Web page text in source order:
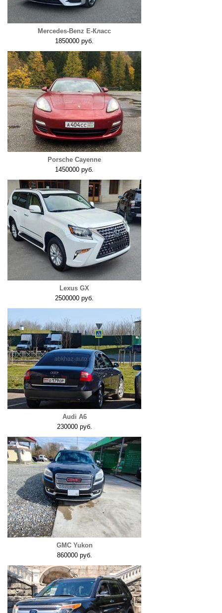
Mercedes-Benz E-Класс
1850000 руб.
Porsche Cayenne
1450000 руб.
Lexus GX
2500000 руб.
Audi A6
230000 руб.
GMC Yukon
860000 руб.